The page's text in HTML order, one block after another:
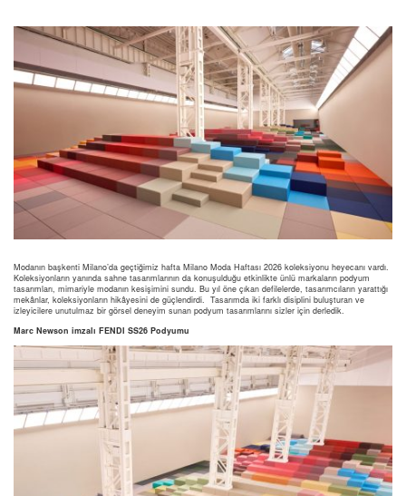
Modanın başkenti Milano’da geçtiğimiz hafta Milano Moda Haftası 2026 koleksiyonu heyecanı vardı.
Koleksiyonların yanında sahne tasarımlarının da konuşulduğu etkinlikte ünlü markaların podyum
tasarımları, mimariyle modanın kesişimini sundu. Bu yıl öne çıkan defilelerde, tasarımcıların yarattığı
mekânlar, koleksiyonların hikâyesini de güçlendirdi. Tasarımda iki farklı disiplini buluşturan ve
izleyicilere unutulmaz bir görsel deneyim sunan podyum tasarımlarını sizler için derledik.
Marc Newson imzalı FENDI SS26 Podyumu